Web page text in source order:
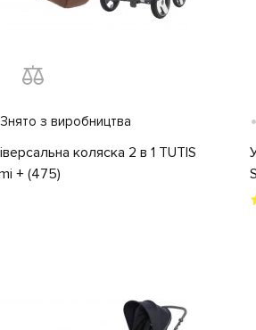
Знято з виробництва
коляска 2 в 1 TUTIS
+ (475)
•